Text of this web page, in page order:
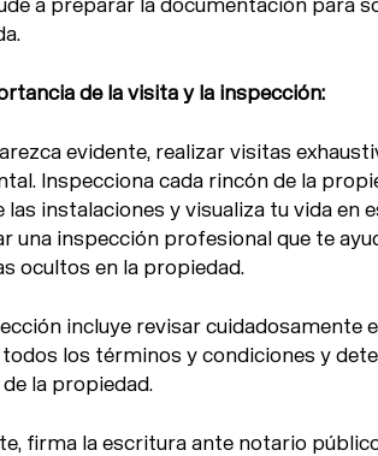
a preparar la documentación para
de la visita y la inspección:
evidente, realizar visitas
Inspecciona cada rincón de la
las instalaciones y visualiza tu vida en
una inspección profesional que te
ocultos en la propiedad.
incluye revisar cuidadosamente
los términos y condiciones y
la propiedad.
firma la escritura ante notario